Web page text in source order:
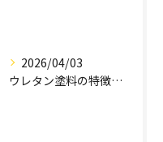
2026/04/03
ウレタン塗料の特徴とは？密着性や光沢のメリットと注意点を解説！